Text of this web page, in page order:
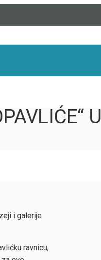
i galerije
ravnicu,